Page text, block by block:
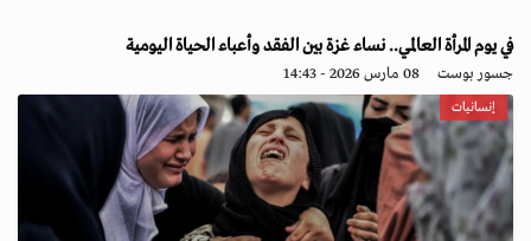
في يوم المرأة العالمي.. نساء غزة بين الفقد وأعباء الحياة اليومية
جسور بوست 08 مارس 2026 - 14:43
إنسانيات